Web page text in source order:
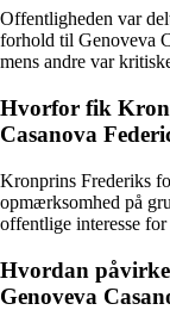
Offentligheden var
forhold til Genoveva
mens andre var
Hvorfor fik
Casanova
Kronprins Frederiks
opmærksomhed på
offentlige interesse
Hvordan
Genoveva